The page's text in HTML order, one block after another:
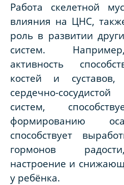
Работа скелетной
влияния на ЦНС,
роль в развитии
систем.
активность
костей и суставов,
сердечно-
систем,
формированию
способствует
гормонов
настроение и
у ребёнка.